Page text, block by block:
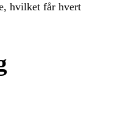
hvilket får hvert